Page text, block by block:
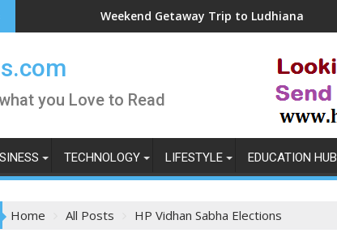
Weekend Getaway Trip to Ludhiana
you Love to Read
TECHNOLOGY LIFESTYLE EDUCATION HUB
Home All Posts HP Vidhan Sabha Elections